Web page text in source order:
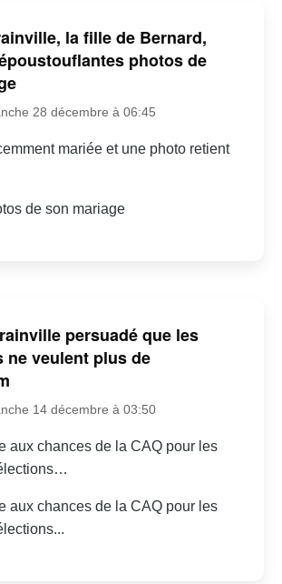
la fille de Bernard,
photos de
28 décembre à 06:45
mariée et une photo retient
de son mariage
persuadé que les
ne veulent plus de
14 décembre à 03:50
aux chances de la CAQ pour les
aux chances de la CAQ pour les